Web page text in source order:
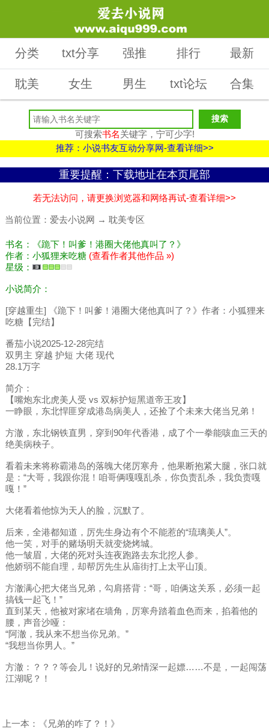
分类 txt分享 强推 排行 最新
耽美 女生 男生 txt论坛 合集
可搜索书名关键字，宁可少字!
推荐：小说书友互动分享网-查看详细>>
重要提醒：下载地址在本页尾部
若无法访问，请更换浏览器和网络再试-查看详细>>
当前位置： 爱去小说网 → 耽美专区
书名：《跪下！叫爹！港圈大佬他真叫了？》
作者：小狐狸来吃糖 (查看作者其他作品 »)
星级：
小说简介：
[穿越重生] 《跪下！叫爹！港圈大佬他真叫了？》作者：小狐狸来
吃糖【完结】
番茄小说2025-12-28完结
双男主 穿越 护短 大佬 现代
28.1万字
简介：
【嘴炮东北虎美人受 vs 双标护短黑道帝王攻】
一睁眼，东北悍匪穿成港岛病美人，还捡了个未来大佬当兄弟！
方澈，东北钢铁直男，穿到90年代香港，成了个一拳能咳血三天的
绝美病秧子。
看着未来将称霸港岛的落魄大佬厉寒舟，他果断抱紧大腿，张口就
是：“大哥，我跟你混！咱哥俩嘎嘎乱杀，你负责乱杀，我负责嘎
嘎！”
大佬看着他惊为天人的脸，沉默了。
后来，全港都知道，厉先生身边有个不能惹的“琉璃美人”。
他一笑，对手的赌场明天就变烧烤城。
他一皱眉，大佬的死对头连夜跑路去东北挖人参。
他娇弱不能自理，却帮厉先生从庙街打上太平山顶。
方澈满心把大佬当兄弟，勾肩搭背：“哥，咱俩这关系，必须一起
搞钱一起飞！”
直到某天，他被对家堵在墙角，厉寒舟踏着血色而来，掐着他的
腰，声音沙哑：
“阿澈，我从来不想当你兄弟。”
“我想当你男人。”
方澈：？？？等会儿！说好的兄弟情深一起嫖……不是，一起闯荡
江湖呢？！
上一本：
《兄弟的咋了？！》